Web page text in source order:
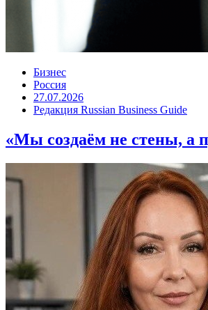
Бизнес
Россия
27.07.2026
Редакция Russian Business Guide
«Мы создаём не стены, а